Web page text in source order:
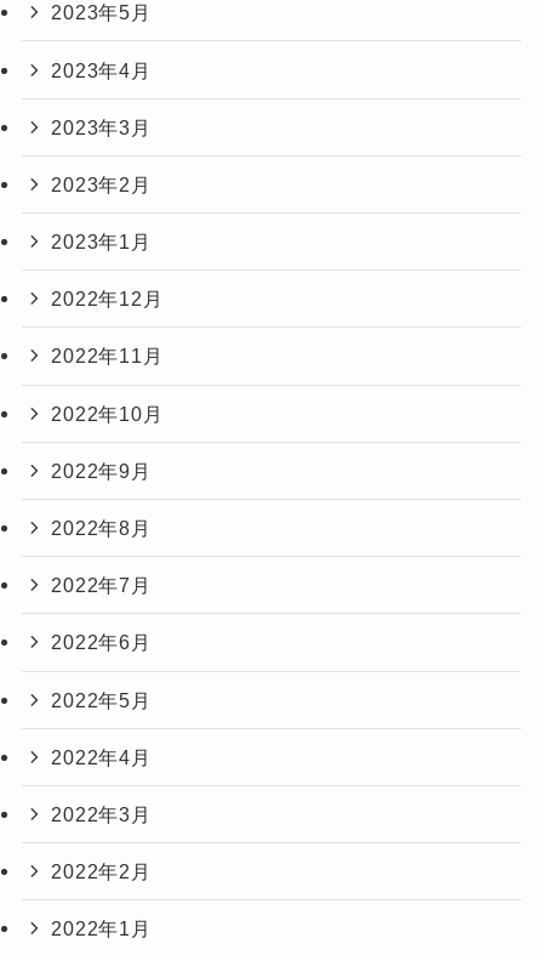
2023年5月
2023年4月
2023年3月
2023年2月
2023年1月
2022年12月
2022年11月
2022年10月
2022年9月
2022年8月
2022年7月
2022年6月
2022年5月
2022年4月
2022年3月
2022年2月
2022年1月